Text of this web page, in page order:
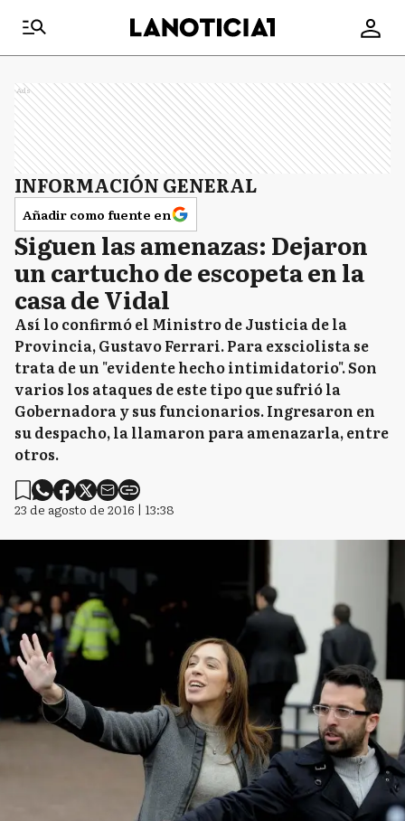
Ads
INFORMACIÓN GENERAL
Añadir como fuente en
Siguen las amenazas: Dejaron
un cartucho de escopeta en la
casa de Vidal
Así lo confirmó el Ministro de Justicia de la
Provincia, Gustavo Ferrari. Para exsciolista se
trata de un "evidente hecho intimidatorio". Son
varios los ataques de este tipo que sufrió la
Gobernadora y sus funcionarios. Ingresaron en
su despacho, la llamaron para amenazarla, entre
otros.
23 de agosto de 2016 | 13:38